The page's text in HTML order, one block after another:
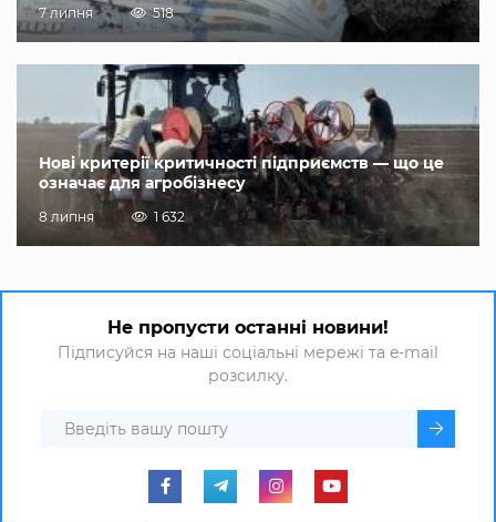
7 липня 518
Нові критерії критичності підприємств — що це
означає для агробізнесу
8 липня 1 632
Не пропусти останні новини!
Підписуйся на наші соціальні мережі та e-mail
розсилку.